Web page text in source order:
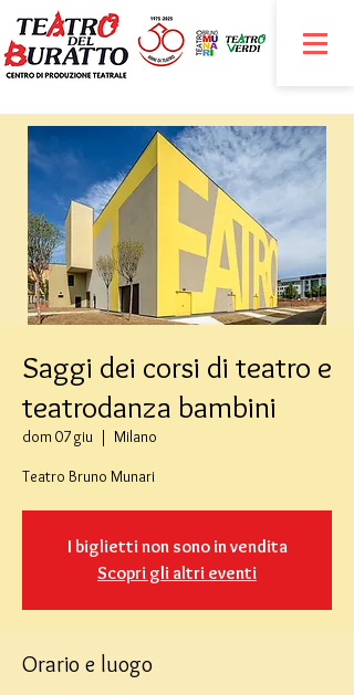
Saggi dei corsi di teatro e
teatrodanza bambini
dom 07 giu
  |
Milano
Teatro Bruno Munari
I biglietti non sono in vendita
Scopri gli altri eventi
Orario e luogo